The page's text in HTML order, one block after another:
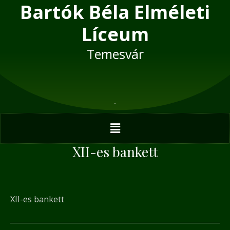
Bartók Béla Elméleti
Líceum
Temesvár
Menu
XII-es bankett
XII-es bankett
Post
navigation